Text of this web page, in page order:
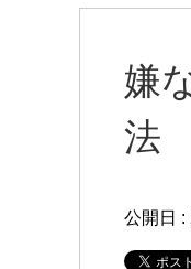
嫌
法
公開日 :